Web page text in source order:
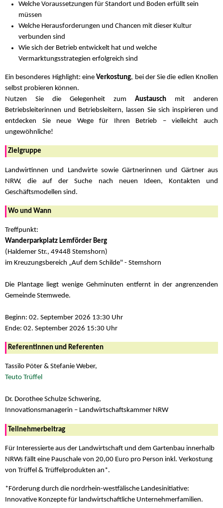
Welche Voraussetzungen für Standort und Boden erfüllt sein
müssen
Welche Herausforderungen und Chancen mit dieser Kultur
verbunden sind
Wie sich der Betrieb entwickelt hat und welche
Vermarktungsstrategien erfolgreich sind
Ein besonderes Highlight: eineVerkostung, bei der Sie die edlen Knollen
selbst probieren können.
Nutzen Sie die Gelegenheit zum Austausch mit anderen
Betriebsleiterinnen und Betriebsleitern, lassen Sie sich inspirieren und
entdecken Sie neue Wege für Ihren Betrieb – vielleicht auch
ungewöhnliche!
Zielgruppe
Landwirtinnen und Landwirte sowie Gärtnerinnen und Gärtner aus
NRW, die auf der Suche nach neuen Ideen, Kontakten und
Geschäftsmodellen sind.
Wo und Wann
Treffpunkt:
Wanderparkplatz Lemförder Berg
(Haldemer Str., 49448 Stemshorn)
im Kreuzungsbereich „Auf dem Schilde" - Stemshorn
Die Plantage liegt wenige Gehminuten entfernt in der angrenzenden
Gemeinde Stemwede.
Beginn: 02. September 2026 13:30 Uhr
Ende: 02. September 2026 15:30 Uhr
Referentinnen und Referenten
Tassilo Pöter & Stefanie Weber,
Teuto Trüffel
Dr. Dorothee Schulze Schwering,
Innovationsmanagerin – Landwirtschaftskammer NRW
Teilnehmerbeitrag
Für Interessierte aus der Landwirtschaft und dem Gartenbau innerhalb
NRWs fällt eine Pauschale von 20,00 Euro pro Person inkl. Verkostung
von Trüffel & Trüffelprodukten an*.
*Förderung durch die nordrhein-westfälische Landesinitiative:
Innovative Konzepte für landwirtschaftliche Unternehmerfamilien.